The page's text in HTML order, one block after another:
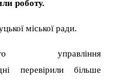
роботу.
міської ради.
управління
перевірили більше